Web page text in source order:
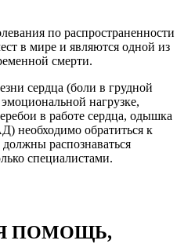
по распространенности
в мире и являются одной из
смерти.
сердца (боли в грудной
нагрузке,
в работе сердца, одышка
необходимо обратиться к
распознаваться
специалистами.
ПОМОЩЬ,